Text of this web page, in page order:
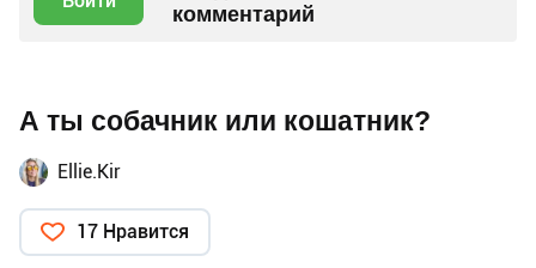
комментарий
А ты собачник или кошатник?
Ellie.Kir
17 Нравится